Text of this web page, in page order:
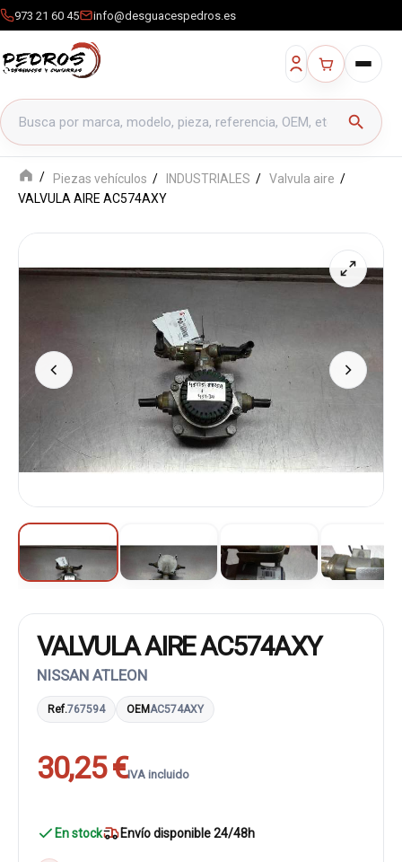
973 21 60 45 info@desguacespedros.es
Buscar productos
search
Piezas vehículos INDUSTRIALES
Valvula aire
VALVULA AIRE AC574AXY
VALVULA AIRE AC574AXY
NISSAN ATLEON
Ref.767594 OEMAC574AXY
30,25 €IVA incluido
En stock Envío disponible 24/48h